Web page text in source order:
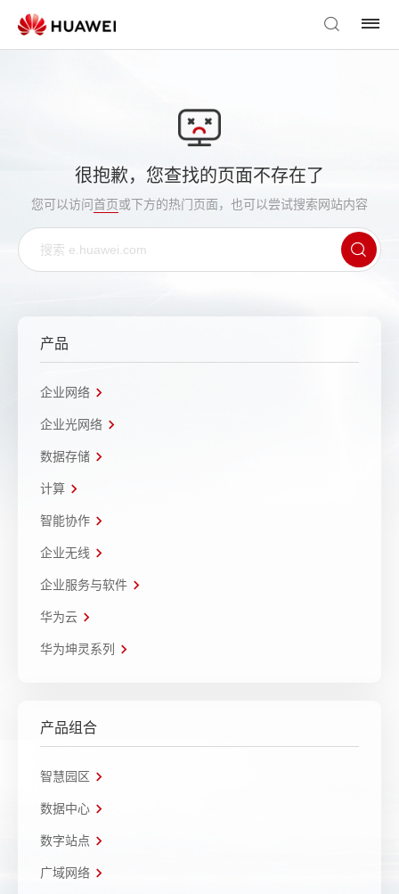
很抱歉，您查找的页面不存在了
您可以访问首页或下方的热门页面，也可以尝试搜索网站内容
产品
企业网络
企业光网络
数据存储
计算
智能协作
企业无线
企业服务与软件
华为云
华为坤灵系列
产品组合
智慧园区
数据中心
数字站点
广域网络